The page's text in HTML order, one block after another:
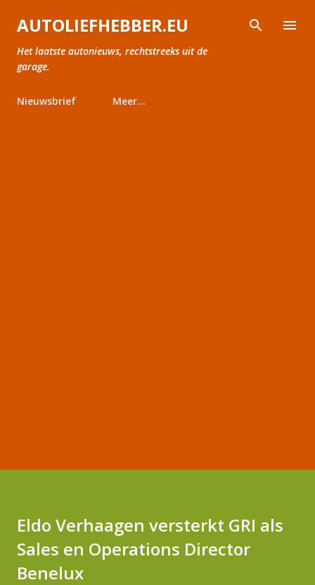
Doorgaan naar hoofdcontent
AUTOLIEFHEBBER.EU
Het laatste autonieuws, rechtstreeks uit de
garage.
Nieuwsbrief Meer…
Eldo Verhaagen versterkt GRI als
Sales en Operations Director
Benelux